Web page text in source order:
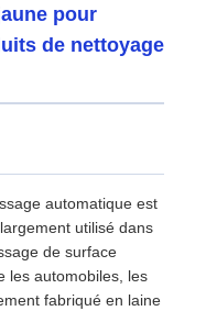
pour
de nettoyage
automatique est
utilisé dans
de surface
les automobiles, les
fabriqué en laine